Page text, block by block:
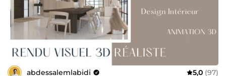
abdessalemlabidi 5,0 (97)